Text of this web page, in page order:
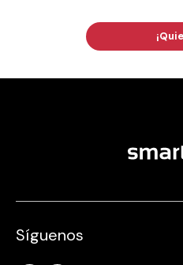
Síguenos